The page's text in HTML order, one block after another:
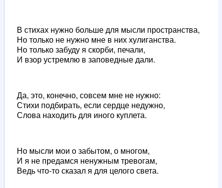
В стихах нужно больше для мысли пространства,
Но только не нужно мне в них хулиганства.
Но только забуду я скорби, печали,
И взор устремлю в заповедные дали.
Да, это, конечно, совсем мне не нужно:
Стихи подбирать, если сердце недужно,
Слова находить для иного куплета.
Но мысли мои о забытом, о многом,
И я не предамся ненужным тревогам,
Ведь что-то сказал я для целого света.